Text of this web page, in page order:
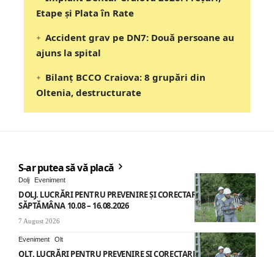
Etape şi Plata în Rate
Accident grav pe DN7: Două persoane au
ajuns la spital
Bilanț BCCO Craiova: 8 grupări din
Oltenia, destructurate
S-ar putea să vă placă
Dolj Eveniment
DOLJ. LUCRĂRI PENTRU PREVENIRE ȘI CORECTARE AVARII –
SĂPTĂMÂNA 10.08 – 16.08.2026
7 August 2026
Eveniment Olt
OLT. LUCRĂRI PENTRU PREVENIRE ȘI CORECTARE AVARII –